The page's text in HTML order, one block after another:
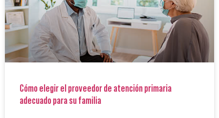
Cómo elegir el proveedor de atención primaria
adecuado para su familia